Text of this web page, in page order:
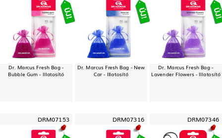
Dr. Marcus Fresh Bag -
Bubble Gum - Illatosító
Dr. Marcus Fresh Bag - New
Car - Illatosító
Dr. Marcus Fresh Bag -
Lavender Flowers - Illatosító
DRM07153 DRM07316 DRM07346